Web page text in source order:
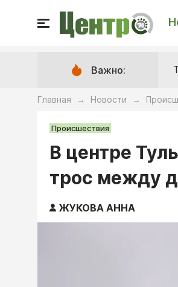
Важно:
Главная → Новости →
Происшествия
В центре
трос между
ЖУКОВА АННА